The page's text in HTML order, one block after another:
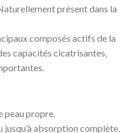
présent dans la
composés actifs de la
capacités cicatrisantes,
peau propre.
jusqu’à absorption complète.